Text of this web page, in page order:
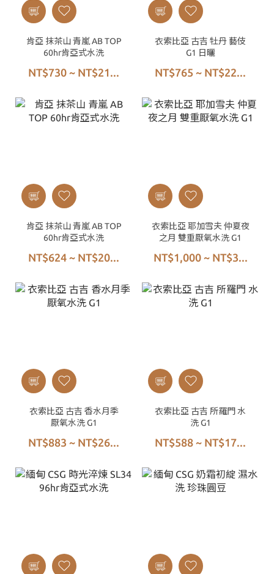
肯亞 抹茶山 青嵐 AB TOP
60hr肯亞式水洗
NT$730 ~ NT$21...
衣索比亞 古吉 牡丹 藝伎
G1 日曬
NT$765 ~ NT$22...
肯亞 抹茶山 青嵐 AB TOP
60hr肯亞式水洗
NT$624 ~ NT$20...
衣索比亞 耶加雪夫 仲夏夜
之月 雙重厭氧水洗 G1
NT$1,000 ~ NT$3...
衣索比亞 古吉 香水月季
厭氧水洗 G1
NT$883 ~ NT$26...
衣索比亞 古吉 所羅門 水
洗 G1
NT$588 ~ NT$17...